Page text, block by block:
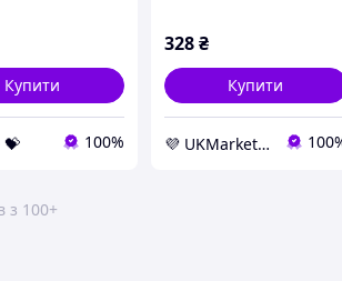
Купити
💝 100%
328 ₴
Купити
💜 UKMarket: Товари для дому та саду: тенти, штори, м'які вікна, меблі. Товари для спорту. Техніка
з 100+